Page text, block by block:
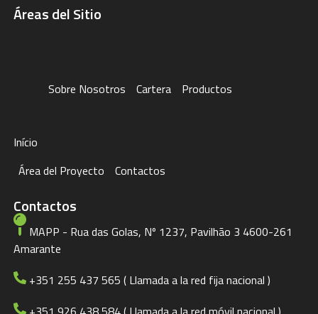
Áreas del Sitio
Início
Sobre Nosotros Cartera Productos
Área del Proyecto Contactos
Contactos
MAPP - Rua das Golas, Nº 1237, Pavilhão 3 4600-261
Amarante
+351 255 437 565 ( Llamada a la red fija nacional )